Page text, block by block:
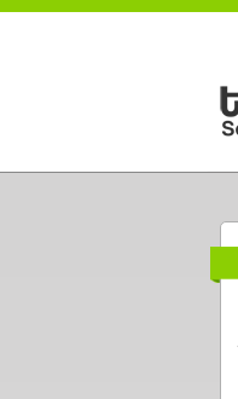
Direkt zum Inhalt